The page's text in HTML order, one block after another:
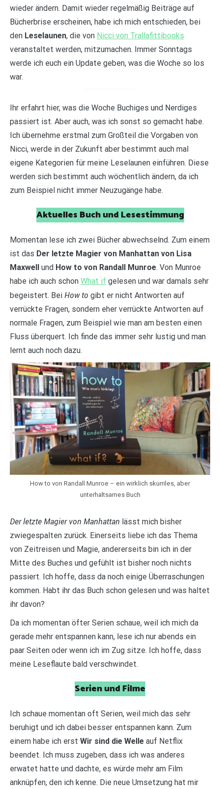
wieder ändern. Damit wieder regelmäßig Beiträge auf
Bücherbrise erscheinen, habe ich mich entschieden, bei
den Leselaunen, die von Nicci von Trallafittibooks
veranstaltet werden, mitzumachen. Immer Sonntags
werde ich euch ein Update geben, was die Woche so los
war.
Ihr erfahrt hier, was die Woche Buchiges und Nerdiges
passiert ist. Aber auch, was ich sonst so gemacht habe.
Ich übernehme erstmal zum Großteil die Vorgaben von
Nicci, werde in der Zukunft aber bestimmt auch mal
eigene Kategorien für meine Leselaunen einführen. Diese
werden sich bestimmt auch wöchentlich ändern, da ich
zum Beispiel nicht immer Neuzugänge habe.
Aktuelles Buch und Lesestimmung
Momentan lese ich zwei Bücher abwechselnd. Zum einem
ist das Der letzte Magier von Manhattan von Lisa
Maxwell und How to von Randall Munroe. Von Munroe
habe ich auch schon What if gelesen und war damals sehr
begeistert. Bei How to gibt er nicht Antworten auf
verrückte Fragen, sondern eher verrückte Antworten auf
normale Fragen, zum Beispiel wie man am besten einen
Fluss überquert. Ich finde das immer sehr lustig und man
lernt auch noch dazu.
How to von Randall Munroe – ein wirklich skurriles, aber
unterhaltsames Buch
Der letzte Magier von Manhattan lässt mich bisher
zwiegespalten zurück. Einerseits liebe ich das Thema
von Zeitreisen und Magie, andererseits bin ich in der
Mitte des Buches und gefühlt ist bisher noch nichts
passiert. Ich hoffe, dass da noch einige Überraschungen
kommen. Habt ihr das Buch schon gelesen und was haltet
ihr davon?
Da ich momentan öfter Serien schaue, weil ich mich da
gerade mehr entspannen kann, lese ich nur abends ein
paar Seiten oder wenn ich im Zug sitze. Ich hoffe, dass
meine Leseflaute bald verschwindet.
Serien und Filme
Ich schaue momentan oft Serien, weil mich das sehr
beruhigt und ich dabei besser entspannen kann. Zum
einem habe ich erst Wir sind die Welle auf Netflix
beendet. Ich muss zugeben, dass ich was anderes
erwatet hatte und dachte, es würde mehr am Film
anknüpfen, den ich kenne. Die neue Umsetzung hat mir